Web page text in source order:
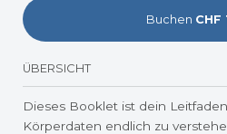
Buchen CHF
ÜBERSICHT
Dieses Booklet ist dein
Körperdaten endlich zu